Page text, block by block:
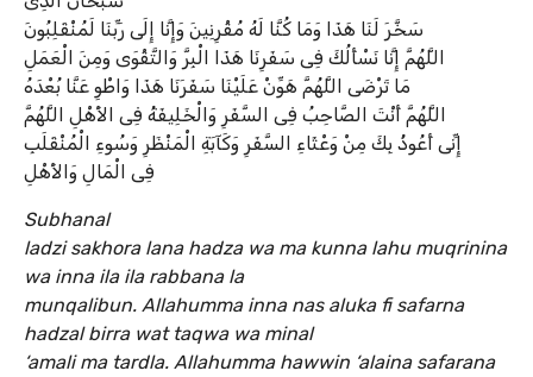
سَخَّرَ لَنَا هَذَا وَمَا كُنَّا لَهُ مُقْرِنِينَ وَإِنَّا إِلَى رَبِّنَا لَمُنْقَلِبُونَ
اللَّهُمَّ إِنَّا نَسْأَلُكَ فِى سَفَرِنَا هَذَا الْبِرَّ وَالتَّقْوَى وَمِنَ الْعَمَلِ
مَا تَرْضَى اللَّهُمَّ هَوِّنْ عَلَيْنَا سَفَرَنَا هَذَا وَاطْوِ عَنَّا بُعْدَهُ
اللَّهُمَّ أَنْتَ الصَّاحِبُ فِى السَّفَرِ وَالْخَلِيفَةُ فِى الأَهْلِ اللَّهُمَّ
إِنِّى أَعُوذُ بِكَ مِنْ وَعْثَاءِ السَّفَرِ وَكَآبَةِ الْمَنْظَرِ وَسُوءِ الْمُنْقَلَبِ
فِى الْمَالِ وَالأَهْلِ
Subhanal
ladzi sakhora lana hadza wa ma kunna lahu muqrinina
wa inna ila ila rabbana la
munqalibun. Allahumma inna nas aluka fi safarna
hadzal birra wat taqwa wa minal
‘amali ma tardla. Allahumma hawwin ‘alaina safarana